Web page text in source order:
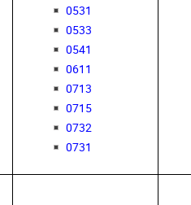
0531
0533
0541
0611
0713
0715
0732
0731